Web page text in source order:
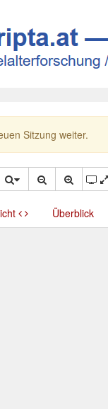
Sitzung weiter.
Überblick